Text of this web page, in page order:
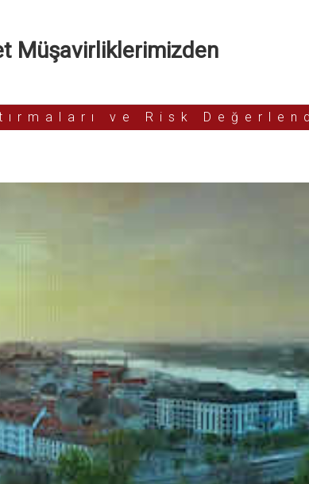
Müşavirliklerimizden
ve Risk